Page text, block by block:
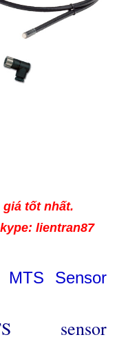
tốt nhất.
lientran87
Sensor
sensor